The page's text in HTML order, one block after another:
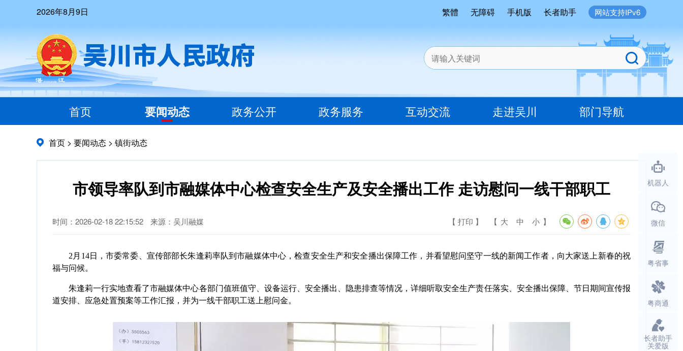
2026年8月9日 繁體 无障碍 手机版 长者助手 网站支持IPv6
首页 要闻动态 政务公开 政务服务 互动交流 走进吴川 部门导航
首页 > 要闻动态 > 镇街动态
市领导率队到市融媒体中心检查安全生产及安全播出工作 走访慰问一线干部职工
时间：2026-02-18 22:15:52 来源：吴川融媒 【 打印 】 【 大 中 小 】
2月14日，市委常委、宣传部部长朱逢莉率队到市融媒体中心，检查安全生产和安全播出保障工作，并看望慰问坚守一线的新闻工作者，向大家送上新春的祝
福与问候。
朱逢莉一行实地查看了市融媒体中心各部门值班值守、设备运行、安全播出、隐患排查等情况，详细听取安全生产责任落实、安全播出保障、节日期间宣传报
道安排、应急处置预案等工作汇报，并为一线干部职工送上慰问金。
机器人
微信
粤省事
粤商通
长者助手
关爱版